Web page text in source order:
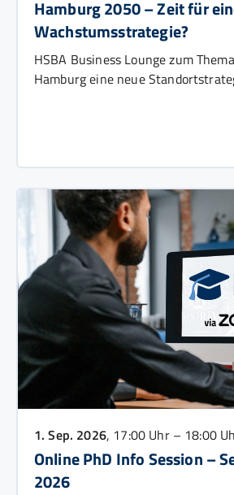
Hamburg 2050 – Zeit für
Wachstumsstrategie?
HSBA Business Lounge zum
Hamburg eine neue
1. Sep. 2026, 17:00 Uhr – 18:00
Online PhD Info Session –
2026